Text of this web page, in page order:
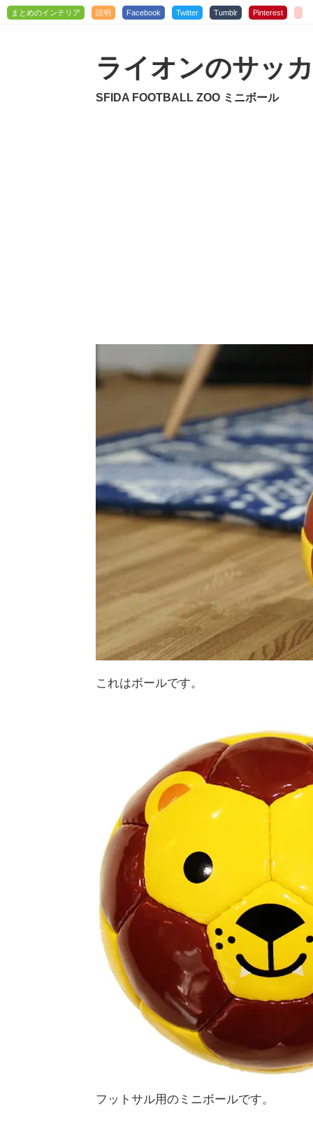
まとめのインテリア 説明 Facebook Twitter Tumblr Pinterest
ライオンのサッ
SFIDA FOOTBALL ZOO ミニボール
これはボールです。
フットサル用のミニボールです。